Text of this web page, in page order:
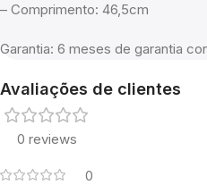
– Comprimento: 46,5cm
Garantia: 6 meses de garantia
Avaliações de clientes
0 reviews
0